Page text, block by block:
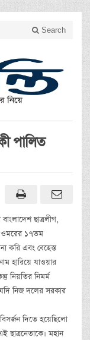
Search
পালিত
ছাত্রলীগ,
ওমরের ১৭তম
করি এবং বেহেস্ত
হারিয়ে যাওয়ার
নিয়তির নিমর্ম
নিজ দলের সরকার
দিতে হয়েছিলো
ছাত্রনেতাকে। মহান